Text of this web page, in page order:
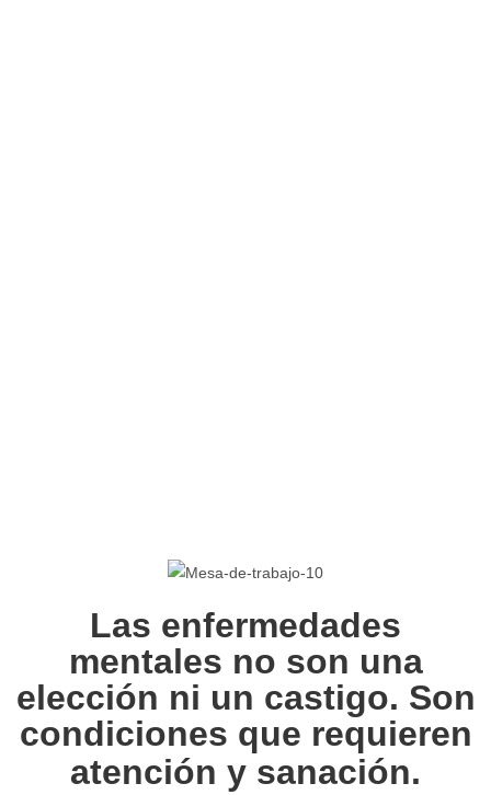
Las enfermedades
mentales no son una
elección ni un castigo. Son
condiciones que requieren
atención y sanación.